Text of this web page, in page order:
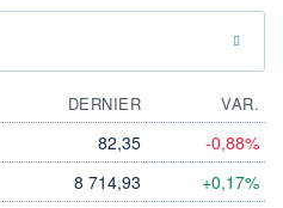
DERNIER
VAR.
82,35 -0,88%
8 714,93 +0,17%